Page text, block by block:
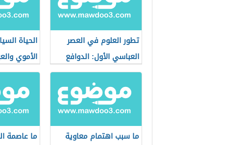
تطور العلوم في العصر
العباسي الأول: الدوافع
والأسباب والنتائج
الحياة
الأموي
ما سبب اهتمام معاوية
ما عاصمة